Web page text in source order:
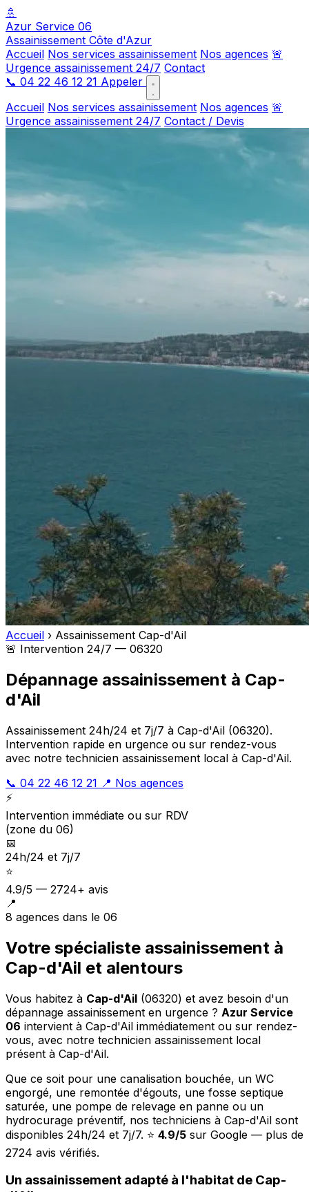
🚿
Azur Service 06
Assainissement Côte d'Azur
Accueil Nos services assainissement Nos agences 🚨
Urgence assainissement 24/7 Contact
📞 04 22 46 12 21 Appeler
Accueil Nos services assainissement Nos agences 🚨
Urgence assainissement 24/7 Contact / Devis
Accueil › Assainissement Cap-d'Ail
🚨 Intervention 24/7 — 06320
Dépannage assainissement à Cap-
d'Ail
Assainissement 24h/24 et 7j/7 à Cap-d'Ail (06320).
Intervention rapide en urgence ou sur rendez-vous
avec notre technicien assainissement local à Cap-d'Ail.
📞 04 22 46 12 21 📍 Nos agences
⚡
Intervention immédiate ou sur RDV
(zone du 06)
📅
24h/24 et 7j/7
⭐
4.9/5 — 2724+ avis
📍
8 agences dans le 06
Votre spécialiste assainissement à
Cap-d'Ail et alentours
Vous habitez à Cap-d'Ail (06320) et avez besoin d'un
dépannage assainissement en urgence ? Azur Service
06 intervient à Cap-d'Ail immédiatement ou sur rendez-
vous, avec notre technicien assainissement local
présent à Cap-d'Ail.
Que ce soit pour une canalisation bouchée, un WC
engorgé, une remontée d'égouts, une fosse septique
saturée, une pompe de relevage en panne ou un
hydrocurage préventif, nos techniciens à Cap-d'Ail sont
disponibles 24h/24 et 7j/7. ⭐ 4.9/5 sur Google — plus de
2724 avis vérifiés.
Un assainissement adapté à l'habitat de Cap-